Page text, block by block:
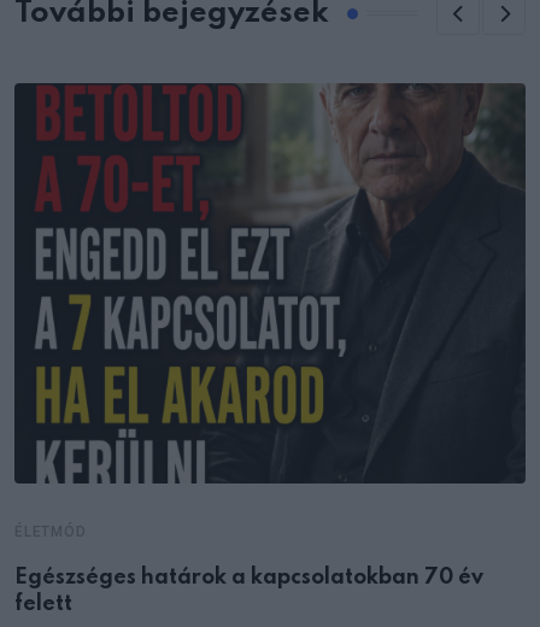
További bejegyzések
Egészséges határok a kapcsolatokban 70 év
felett